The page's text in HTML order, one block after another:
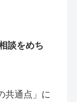
談をめち
共通点」に